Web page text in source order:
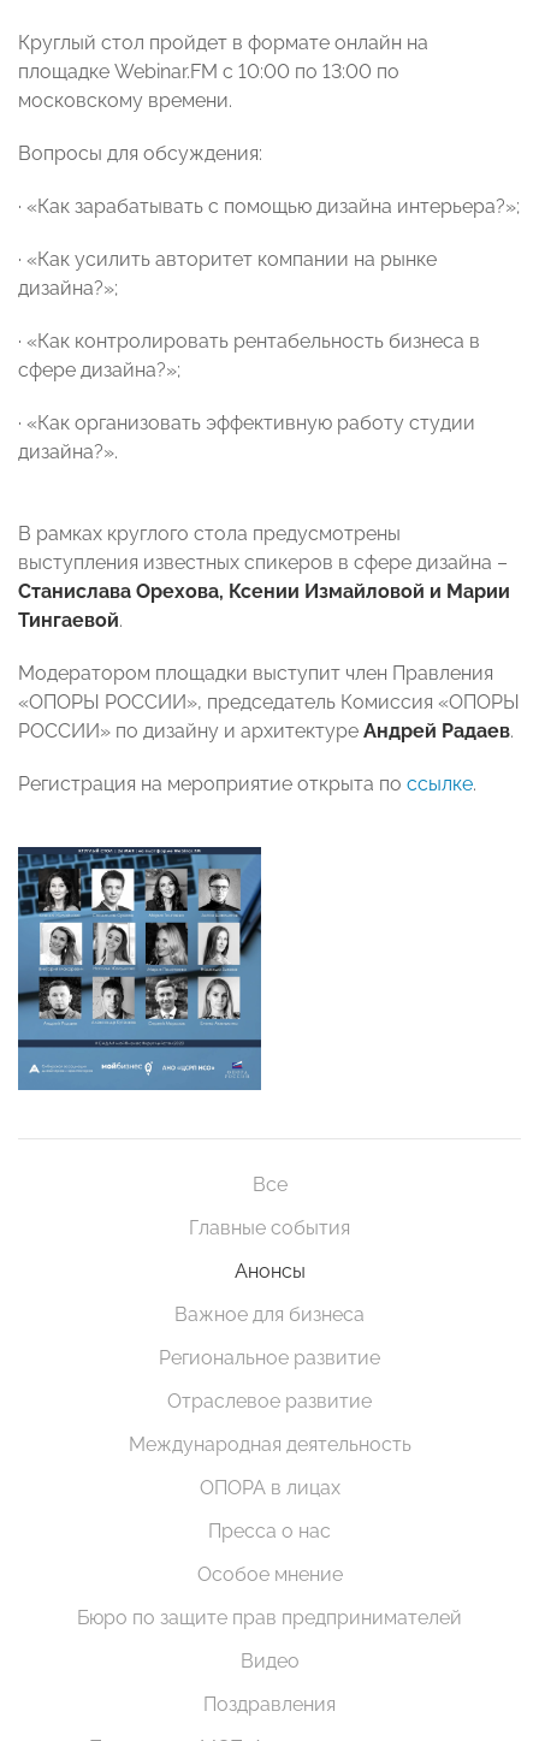
Круглый стол пройдет в формате онлайн на
площадке Webinar.FM с 10:00 по 13:00 по
московскому времени.
Вопросы для обсуждения:
· «Как зарабатывать с помощью дизайна интерьера?»;
· «Как усилить авторитет компании на рынке
дизайна?»;
· «Как контролировать рентабельность бизнеса в
сфере дизайна?»;
· «Как организовать эффективную работу студии
дизайна?».
В рамках круглого стола предусмотрены
выступления известных спикеров в сфере дизайна –
Станислава Орехова, Ксении Измайловой и Марии
Тингаевой.
Модератором площадки выступит член Правления
«ОПОРЫ РОССИИ», председатель Комиссия «ОПОРЫ
РОССИИ» по дизайну и архитектуре Андрей Радаев.
Регистрация на мероприятие открыта по ссылке.
Все
Главные события
Анонсы
Важное для бизнеса
Региональное развитие
Отраслевое развитие
Международная деятельность
ОПОРА в лицах
Пресса о нас
Особое мнение
Бюро по защите прав предпринимателей
Видео
Поздравления